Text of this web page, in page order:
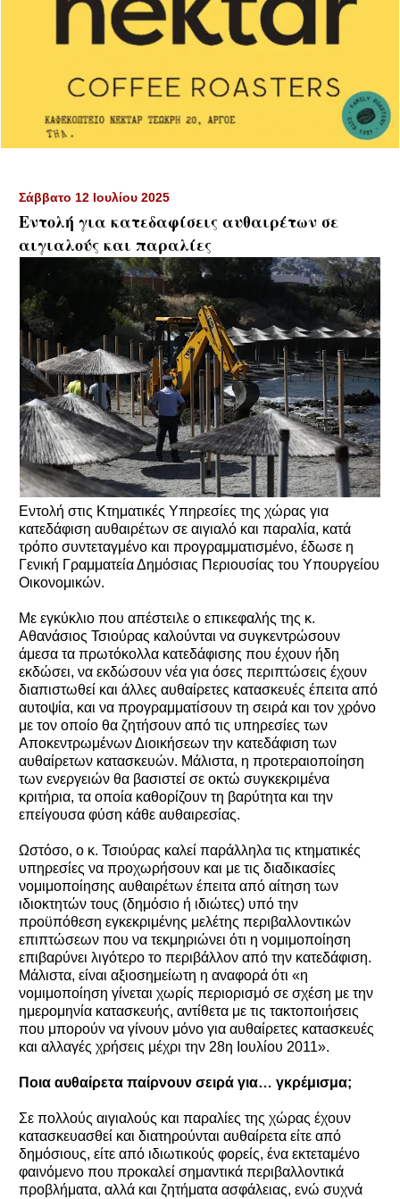
Σάββατο 12 Ιουλίου 2025
Εντολή για κατεδαφίσεις αυθαιρέτων σε
αιγιαλούς και παραλίες
Εντολή στις Κτηματικές Υπηρεσίες της χώρας για
κατεδάφιση αυθαιρέτων σε αιγιαλό και παραλία, κατά
τρόπο συντεταγμένο και προγραμματισμένο, έδωσε η
Γενική Γραμματεία Δημόσιας Περιουσίας του Υπουργείου
Οικονομικών.
Με εγκύκλιο που απέστειλε ο επικεφαλής της κ.
Αθανάσιος Τσιούρας καλούνται να συγκεντρώσουν
άμεσα τα πρωτόκολλα κατεδάφισης που έχουν ήδη
εκδώσει, να εκδώσουν νέα για όσες περιπτώσεις έχουν
διαπιστωθεί και άλλες αυθαίρετες κατασκευές έπειτα από
αυτοψία, και να προγραμματίσουν τη σειρά και τον χρόνο
με τον οποίο θα ζητήσουν από τις υπηρεσίες των
Αποκεντρωμένων Διοικήσεων την κατεδάφιση των
αυθαίρετων κατασκευών. Μάλιστα, η προτεραιοποίηση
των ενεργειών θα βασιστεί σε οκτώ συγκεκριμένα
κριτήρια, τα οποία καθορίζουν τη βαρύτητα και την
επείγουσα φύση κάθε αυθαιρεσίας.
Ωστόσο, ο κ. Τσιούρας καλεί παράλληλα τις κτηματικές
υπηρεσίες να προχωρήσουν και με τις διαδικασίες
νομιμοποίησης αυθαιρέτων έπειτα από αίτηση των
ιδιοκτητών τους (δημόσιο ή ιδιώτες) υπό την
προϋπόθεση εγκεκριμένης μελέτης περιβαλλοντικών
επιπτώσεων που να τεκμηριώνει ότι η νομιμοποίηση
επιβαρύνει λιγότερο το περιβάλλον από την κατεδάφιση.
Μάλιστα, είναι αξιοσημείωτη η αναφορά ότι «η
νομιμοποίηση γίνεται χωρίς περιορισμό σε σχέση με την
ημερομηνία κατασκευής, αντίθετα με τις τακτοποιήσεις
που μπορούν να γίνουν μόνο για αυθαίρετες κατασκευές
και αλλαγές χρήσεις μέχρι την 28η Ιουλίου 2011».
Ποια αυθαίρετα παίρνουν σειρά για… γκρέμισμα;
Σε πολλούς αιγιαλούς και παραλίες της χώρας έχουν
κατασκευασθεί και διατηρούνται αυθαίρετα είτε από
δημόσιους, είτε από ιδιωτικούς φορείς, ένα εκτεταμένο
φαινόμενο που προκαλεί σημαντικά περιβαλλοντικά
προβλήματα, αλλά και ζητήματα ασφάλειας, ενώ συχνά